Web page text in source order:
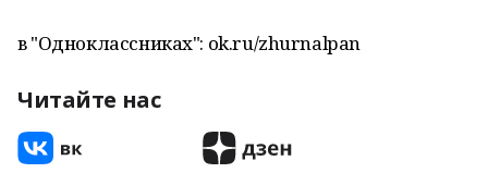
в "Одноклассниках": ok.ru/zhurnalpan
Читайте нас